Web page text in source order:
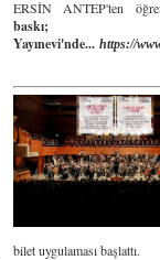
ERSİN ANTEP'ten
Yayınevi'nde... https://
bilet uygulaması başlattı.